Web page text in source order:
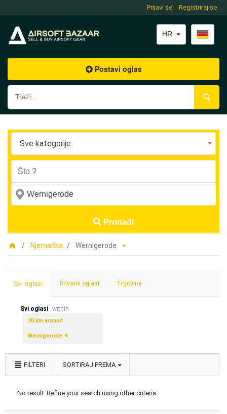
Prijavi se Registriraj se
HR
Postavi oglas
Sve kategorije
Pronađi
Njemačka Wernigerode
Svi oglasi Privatni oglasi Trgovine
Svi oglasi within
20 km around
Wernigerode
FILTERI SORTIRAJ PREMA
No result. Refine your search using other criteria.